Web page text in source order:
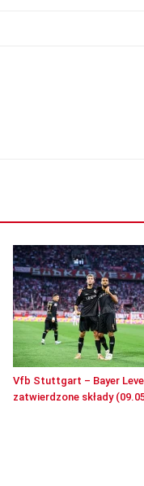
Vfb Stuttgart – Bayer
zatwierdzone składy